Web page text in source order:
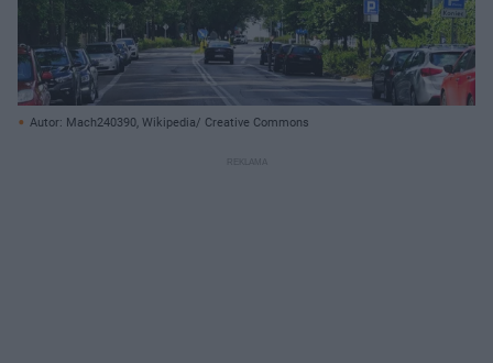
Autor: Mach240390, Wikipedia/ Creative Commons